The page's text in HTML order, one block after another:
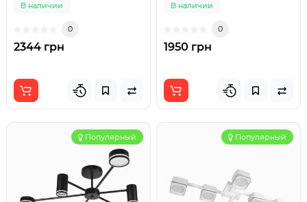
В наличии
0
2344 грн
В наличии
0
1950 грн
Популярный Популярный